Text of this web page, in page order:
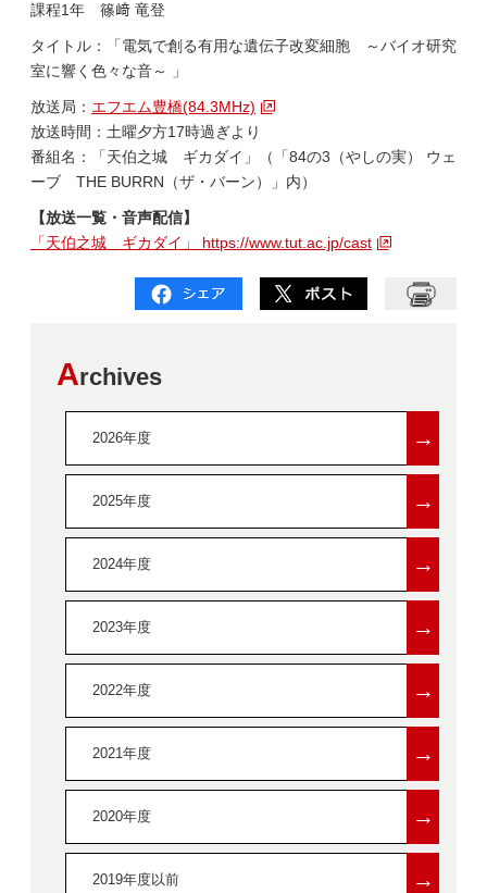
課程1年 篠﨑 竜登
タイトル：「電気で創る有用な遺伝子改変細胞 ～バイオ研究
室に響く色々な音～ 」
放送局： エフエム豊橋(84.3MHz)
放送時間：土曜夕方17時過ぎより
番組名：「天伯之城 ギカダイ」（「84の3（やしの実） ウェ
ーブ THE BURRN（ザ・バーン）」内）
【放送一覧・音声配信】
「天伯之城 ギカダイ」 https://www.tut.ac.jp/cast
Archives
2026年度 →
2025年度 →
2024年度 →
2023年度 →
2022年度 →
2021年度 →
2020年度 →
2019年度以前 →